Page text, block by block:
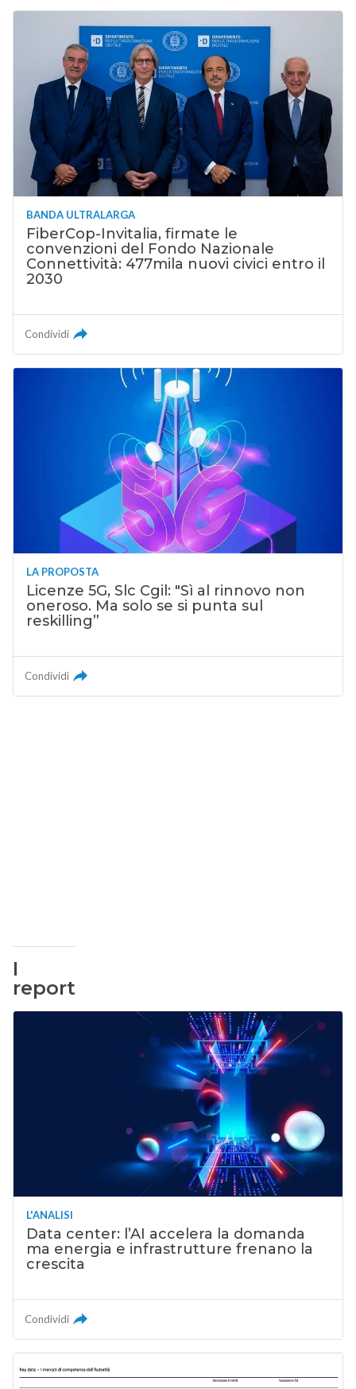
BANDA ULTRALARGA
FiberCop-Invitalia, firmate le
convenzioni del Fondo Nazionale
Connettività: 477mila nuovi civici entro il
2030
Condividi
LA PROPOSTA
Licenze 5G, Slc Cgil: "Sì al rinnovo non
oneroso. Ma solo se si punta sul
reskilling”
Condividi
I
report
L'ANALISI
Data center: l’AI accelera la domanda
ma energia e infrastrutture frenano la
crescita
Condividi